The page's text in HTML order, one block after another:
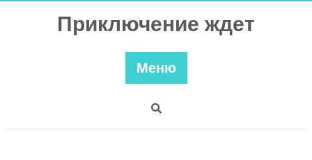
Приключение ждет
Меню